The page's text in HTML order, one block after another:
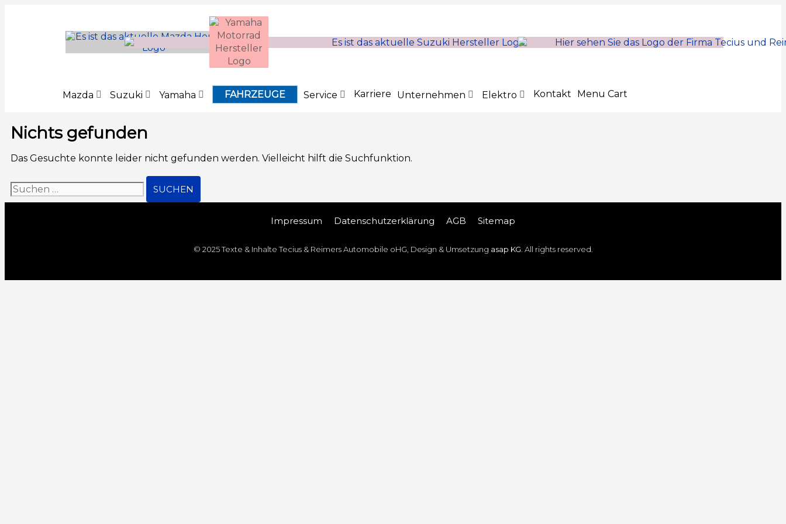
Mazda Suzuki Yamaha FAHRZEUGE Service Karriere Unternehmen Elektro Kontakt Menu Cart
Nichts gefunden
Das Gesuchte konnte leider nicht gefunden werden. Vielleicht hilft die Suchfunktion.
Impressum Datenschutz­erklärung AGB Sitemap
© 2025 Texte & Inhalte Tecius & Reimers Automobile oHG, Design & Umsetzung asap KG . All rights reserved.